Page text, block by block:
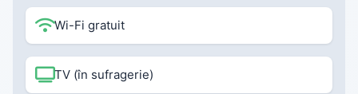
Wi-Fi gratuit
TV (în sufragerie)